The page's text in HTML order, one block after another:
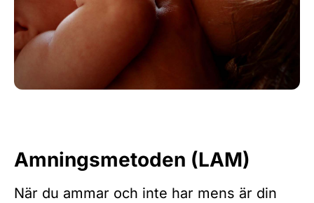
Amningsmetoden (LAM)
När du ammar och inte har mens är din